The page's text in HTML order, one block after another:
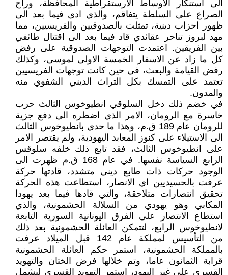
الى استنكار الاوساط الارستقراطية المحافظة، وراح
الصراع على السلطة يتفاقم، والذي ادى فيما بعد الى
ظهور احزاب دينية، تمثلت بالصدوقيين والفريسيين، مما
مهد لبروز تناحر عقائدي قاد فيما بعد الى اقتتال طائفي
بين الفريقين. اعتمدت التوجهات الصدوقية على رفض
كل ما زاد عن الاسفار الخمسة الاولى لموسى، وكذلك
رفض القيامة والبعث، في حين كانت توجهات الفريسيين
تعتمد على التمسك بكل التراث الديني الشفوي منه
والمدون.
في خضم ذلك دخل السلوقي انطيوخوس الثالث حرب
خاسرة مع الرومان، الامر الذي اضطره الى دفع جزية
للرومان عام 189 ق.م، وهذا ما حدي بانطيوخوس الثالث
الى الاستيلاء على كنوز المعابد اليهودية، ولم يقتصر الامر
على انطيوخوس الثالث، فقد تابع ذلك خلفه سلوقس
الرابع السياسة نفسها. في عام 168 ق.م ظهرت الى
الوجود حركات ذات طابع ديني متشدد، قادتها حركة
عرفت بالحسيديين اي الانصار، استطاعت هذه الحركة
تحقيق انتصارات متلاحقة، والتي قادها فيما بعد يهودا
المكابي وهو يهودي من السلالة الحشمونية، والذي
استطاع الانتصار على الفرق اليونانية السورية التابعة
لانطيوخوس الرابع، لتتمكن العائلة الحشمونية بعد ذلك
من التأسيس لمملكة عام 142 قبل الميلاد عرفت
بالمملكة الحشمونية، استمر حكم العائلة الحشمونية
قرابة الثمانون عاما، وتم خلالها فرض الختان والتهويد
القسري على غير اليهود، استمر التهويد القسري ليشمل